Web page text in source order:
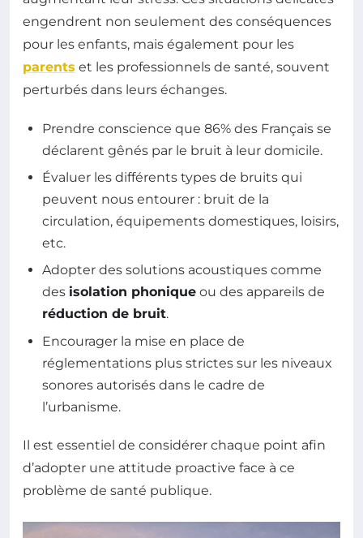
engendrent non seulement des conséquences
pour les enfants, mais également pour les
parents et les professionnels de santé, souvent
perturbés dans leurs échanges.
Prendre conscience que 86% des Français se
déclarent gênés par le bruit à leur domicile.
Évaluer les différents types de bruits qui
peuvent nous entourer : bruit de la
circulation, équipements domestiques, loisirs,
etc.
Adopter des solutions acoustiques comme
des isolation phonique ou des appareils de
réduction de bruit.
Encourager la mise en place de
réglementations plus strictes sur les niveaux
sonores autorisés dans le cadre de
l’urbanisme.
Il est essentiel de considérer chaque point afin
d’adopter une attitude proactive face à ce
problème de santé publique.